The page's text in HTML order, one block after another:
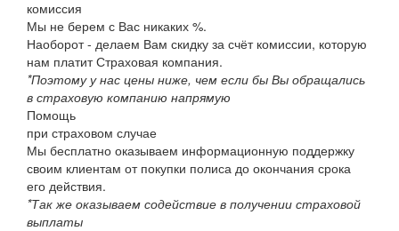
комиссия
Мы не берем с Вас никаких %.
Наоборот - делаем Вам скидку за счёт комиссии, которую
нам платит Страховая компания.
*Поэтому у нас цены ниже, чем если бы Вы обращались
в страховую компанию напрямую
Помощь
при страховом случае
Мы бесплатно оказываем информационную поддержку
своим клиентам от покупки полиса до окончания срока
его действия.
*Так же оказываем содействие в получении страховой
выплаты